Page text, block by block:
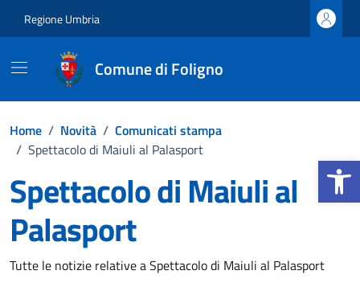
Apri la
Regione Umbria
Comune di Foligno
Home / Novità / Comunicati stampa
/ Spettacolo di Maiuli al Palasport
Spettacolo di Maiuli al
Palasport
Dettagli della notizia
Tutte le notizie relative a Spettacolo di Maiuli al Palasport